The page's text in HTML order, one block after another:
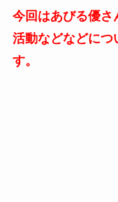
今回はあびる優さ
活動などなどにつ
す。